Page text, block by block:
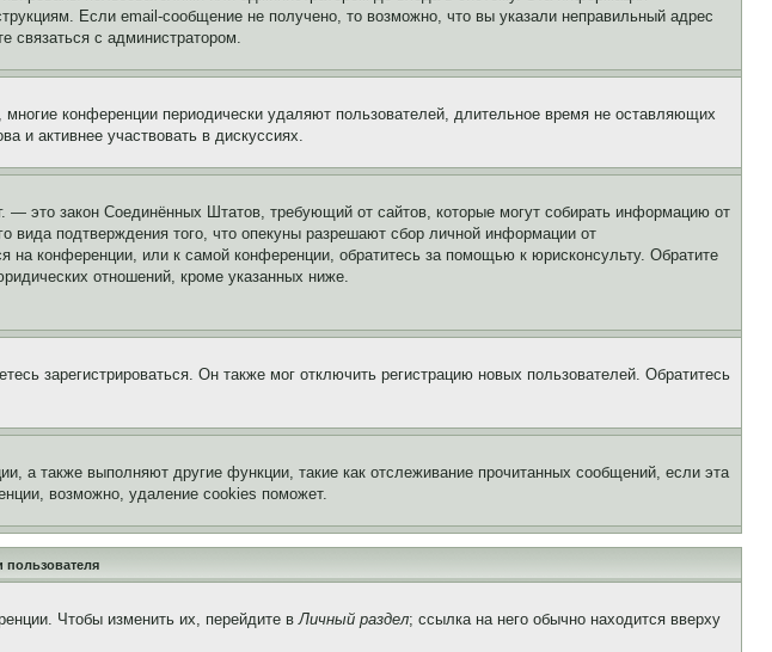
Если email-сообщение не получено, то возможно, что вы указали неправильный адрес
связаться с администратором.
конференции периодически удаляют пользователей, длительное время не оставляющих
и активнее участвовать в дискуссиях.
— это закон Соединённых Штатов, требующий от сайтов, которые могут собирать информацию от
вида подтверждения того, что опекуны разрешают сбор личной информации от
конференции, или к самой конференции, обратитесь за помощью к юрисконсульту. Обратите
отношений, кроме указанных ниже.
зарегистрироваться. Он также мог отключить регистрацию новых пользователей. Обратитесь
а также выполняют другие функции, такие как отслеживание прочитанных сообщений, если эта
возможно, удаление cookies поможет.
пользователя
Чтобы изменить их, перейдите вЛичный раздел; ссылка на него обычно находится вверху